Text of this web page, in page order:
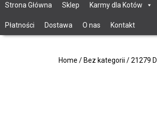
Strona Główna Sklep Karmy dla Kotów
Płatności Dostawa O nas Kontakt
Home / Bez kategorii / 21279